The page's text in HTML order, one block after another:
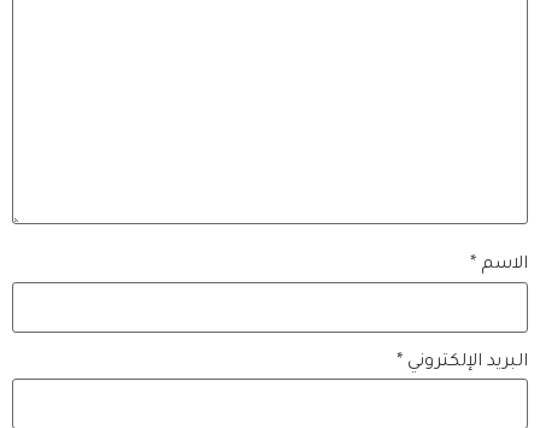
الاسم *
البريد الإلكتروني *